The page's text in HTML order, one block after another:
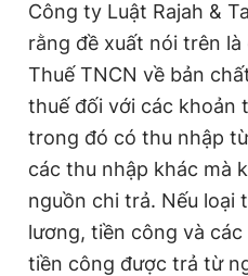
Công ty Luật Rajah &
rằng đề xuất nói trên
Thuế TNCN về bản
thuế đối với các khoản
trong đó có thu nhập
các thu nhập khác mà
nguồn chi trả. Nếu loại
lương, tiền công và
tiền công được trả từ